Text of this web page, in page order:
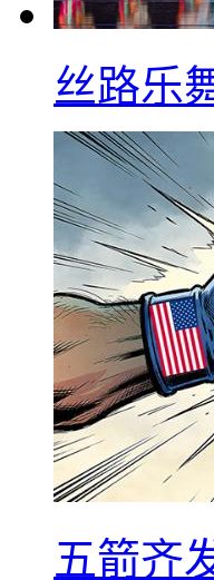
丝路乐
五箭齐